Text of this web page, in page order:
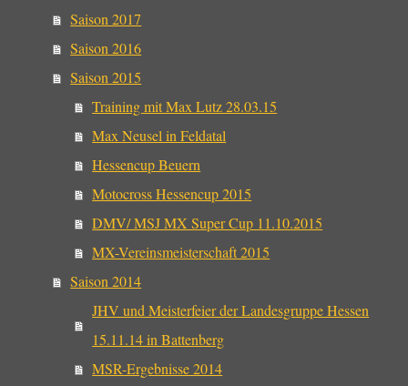
Saison 2017
Saison 2016
Saison 2015
Training mit Max Lutz 28.03.15
Max Neusel in Feldatal
Hessencup Beuern
Motocross Hessencup 2015
DMV/ MSJ MX Super Cup 11.10.2015
MX-Vereinsmeisterschaft 2015
Saison 2014
JHV und Meisterfeier der Landesgruppe Hessen
15.11.14 in Battenberg
MSR-Ergebnisse 2014